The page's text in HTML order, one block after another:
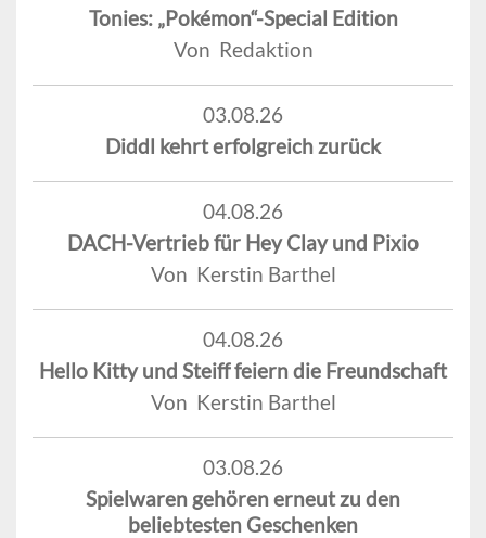
Tonies: „Pokémon“-Special Edition
Von Redaktion
03.08.26
Diddl kehrt erfolgreich zurück
04.08.26
DACH-Vertrieb für Hey Clay und Pixio
Von Kerstin Barthel
04.08.26
Hello Kitty und Steiff feiern die Freundschaft
Von Kerstin Barthel
03.08.26
Spielwaren gehören erneut zu den
beliebtesten Geschenken